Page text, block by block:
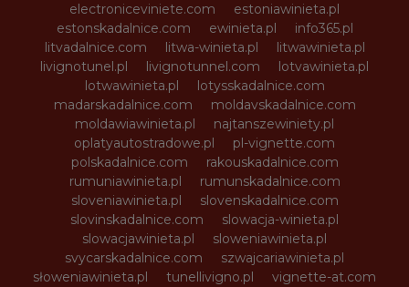
electroniceviniete.com
estoniawinieta.pl
estonskadalnice.com
ewinieta.pl
info365.pl
litvadalnice.com
litwa-winieta.pl
litwawinieta.pl
livignotunel.pl
livignotunnel.com
lotvawinieta.pl
lotwawinieta.pl
lotysskadalnice.com
madarskadalnice.com
moldavskadalnice.com
moldawiawinieta.pl
najtanszewiniety.pl
oplatyautostradowe.pl
pl-vignette.com
polskadalnice.com
rakouskadalnice.com
rumuniawinieta.pl
rumunskadalnice.com
sloveniawinieta.pl
slovenskadalnice.com
slovinskadalnice.com
slowacja-winieta.pl
slowacjawinieta.pl
sloweniawinieta.pl
svycarskadalnice.com
szwajcariawinieta.pl
słoweniawinieta.pl
tunellivigno.pl
vignette-at.com